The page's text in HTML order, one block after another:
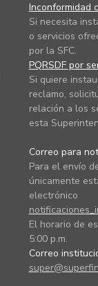
Inconformidad
Si necesita
o servicios
por la SFC.
PQRSDF por
Si quiere
reclamo,
relación a los
esta
Correo para
Para el envío
únicamente
electrónico
El horario de
5:00 p.m.
Correo